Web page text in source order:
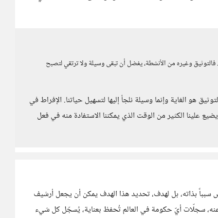
فالتوثيق وغيره من الأنشطة، يفضل أن تبقى وسيلة ولا ترتقي لتصبح
هو الغاية وإنما وسيلة نلجأ إليها لتسهيل حياتنا. الإفراط في
علينا الكثير من الوقت الذي يمكننا الاستفادة منه في فعل
سبباً بذاته، بل لهدف، تحديد هذا الهدف يمكن أن يجعل أرشيف
عنه، سجلّات أيّ حكومة في العالم تُحفظ بعناية، يُسجّل كل شيء